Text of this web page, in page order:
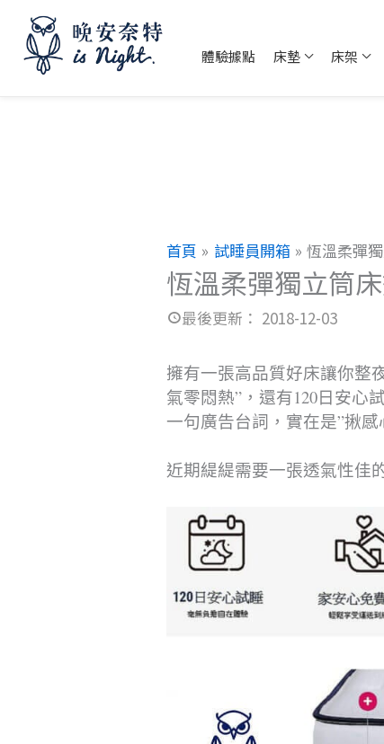
體驗據點 床墊 床架
首頁 試睡員開箱 恆溫柔彈
恆溫柔彈獨立筒
2018-12-03
擁有一張高品質好床讓你整
氣零悶熱”，還有120日安心
一句廣告台詞，實在是”揪感
近期緹緹需要一張透氣性佳